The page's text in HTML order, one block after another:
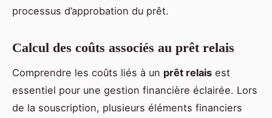
processus d’approbation du prêt.
Calcul des coûts associés au prêt relais
Comprendre les coûts liés à un prêt relais est
essentiel pour une gestion financière éclairée. Lors
de la souscription, plusieurs éléments financiers